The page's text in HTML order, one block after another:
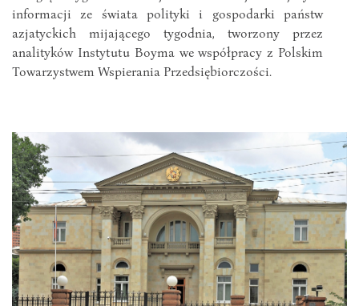
informacji ze świata polityki i gospodarki państw
azjatyckich mijającego tygodnia, tworzony przez
analityków Instytutu Boyma we współpracy z Polskim
Towarzystwem Wspierania Przedsiębiorczości.